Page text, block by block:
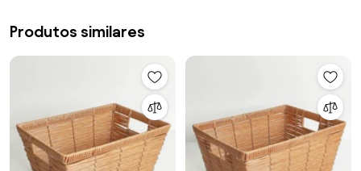
Produtos similares